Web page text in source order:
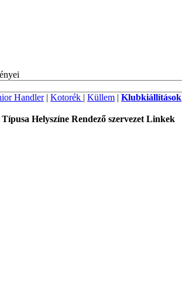
Handler| Kotorék | Küllem | Klubkiállítások
Típusa Helyszíne Rendező szervezet Linkek